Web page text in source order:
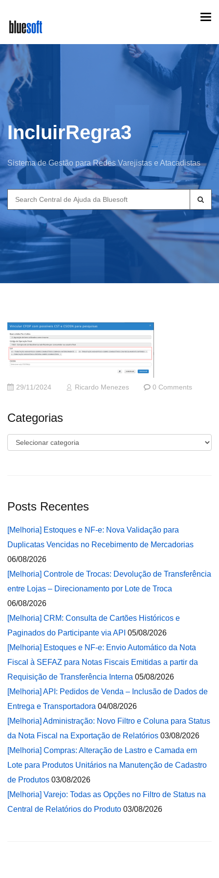
main
content
IncluirRegra3
Sistema de Gestão para Redes Varejistas e Atacadistas
Search
for:
29/11/2024 Ricardo Menezes 0 Comments
Categorias
Categorias
Posts Recentes
[Melhoria] Estoques e NF-e: Nova Validação para
Duplicatas Vencidas no Recebimento de Mercadorias
06/08/2026
[Melhoria] Controle de Trocas: Devolução de Transferência
entre Lojas – Direcionamento por Lote de Troca
06/08/2026
[Melhoria] CRM: Consulta de Cartões Históricos e
Paginados do Participante via API 05/08/2026
[Melhoria] Estoques e NF-e: Envio Automático da Nota
Fiscal à SEFAZ para Notas Fiscais Emitidas a partir da
Requisição de Transferência Interna 05/08/2026
[Melhoria] API: Pedidos de Venda – Inclusão de Dados de
Entrega e Transportadora 04/08/2026
[Melhoria] Administração: Novo Filtro e Coluna para Status
da Nota Fiscal na Exportação de Relatórios 03/08/2026
[Melhoria] Compras: Alteração de Lastro e Camada em
Lote para Produtos Unitários na Manutenção de Cadastro
de Produtos 03/08/2026
[Melhoria] Varejo: Todas as Opções no Filtro de Status na
Central de Relatórios do Produto 03/08/2026